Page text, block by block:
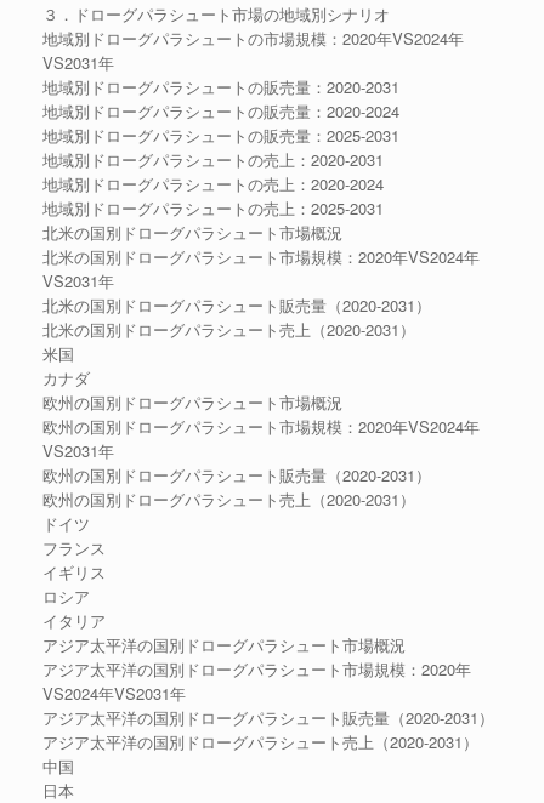
３．ドローグパラシュート市場の地域別シナリオ
地域別ドローグパラシュートの市場規模：2020年VS2024年
VS2031年
地域別ドローグパラシュートの販売量：2020-2031
地域別ドローグパラシュートの販売量：2020-2024
地域別ドローグパラシュートの販売量：2025-2031
地域別ドローグパラシュートの売上：2020-2031
地域別ドローグパラシュートの売上：2020-2024
地域別ドローグパラシュートの売上：2025-2031
北米の国別ドローグパラシュート市場概況
北米の国別ドローグパラシュート市場規模：2020年VS2024年
VS2031年
北米の国別ドローグパラシュート販売量（2020-2031）
北米の国別ドローグパラシュート売上（2020-2031）
米国
カナダ
欧州の国別ドローグパラシュート市場概況
欧州の国別ドローグパラシュート市場規模：2020年VS2024年
VS2031年
欧州の国別ドローグパラシュート販売量（2020-2031）
欧州の国別ドローグパラシュート売上（2020-2031）
ドイツ
フランス
イギリス
ロシア
イタリア
アジア太平洋の国別ドローグパラシュート市場概況
アジア太平洋の国別ドローグパラシュート市場規模：2020年
VS2024年VS2031年
アジア太平洋の国別ドローグパラシュート販売量（2020-2031）
アジア太平洋の国別ドローグパラシュート売上（2020-2031）
中国
日本